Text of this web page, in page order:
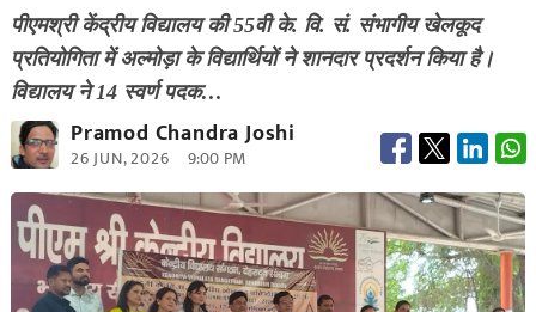
पीएमश्री केंद्रीय विद्यालय की 55वी के. वि. सं. संभागीय खेलकूद
प्रतियोगिता में अल्मोड़ा के विद्यार्थियों ने शानदार प्रदर्शन किया है।
विद्यालय ने 14 स्वर्ण पदक…
Pramod Chandra Joshi
26 JUN, 2026 9:00 PM